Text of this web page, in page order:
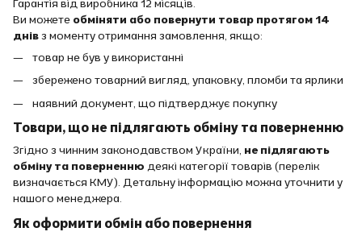
Гарантія від виробника 12 місяців.
Ви можете обміняти або повернути товар протягом 14
днівз моменту отримання замовлення, якщо:
товар не був у використанні
збережено товарний вигляд, упаковку, пломби та ярлики
наявний документ, що підтверджує покупку
Товари, що не підлягають обміну та поверненню
Згідно з чинним законодавством України, не підлягають
обміну та поверненню деякі категорії товарів (перелік
визначається КМУ). Детальну інформацію можна уточнити у
нашого менеджера.
Як оформити обмін або повернення